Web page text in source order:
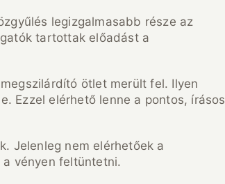
legizgalmasabb része az
tartottak előadást a
ötlet merült fel. Ilyen
Ezzel elérhető lenne a pontos, írásos
Jelenleg nem elérhetőek a
vényen feltüntetni.